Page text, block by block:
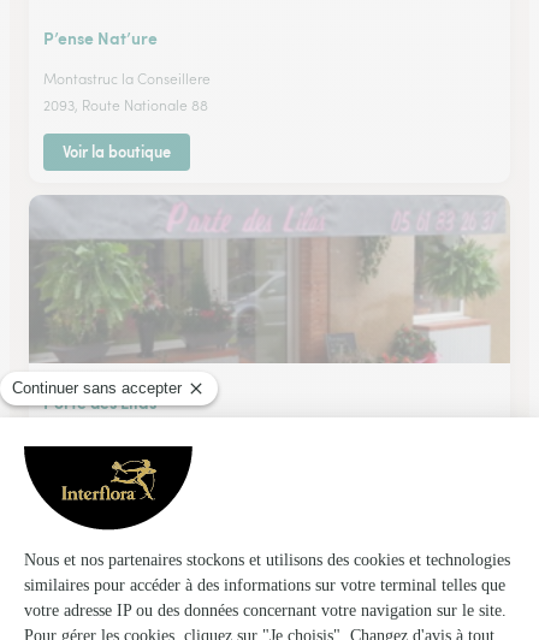
P’ense Nat’ure
Montastruc la Conseillere
2093, Route Nationale 88
Voir la boutique
Porte des Lilas
Caraman
★4.7 (64)
5, place Wallemont
Voir la boutique